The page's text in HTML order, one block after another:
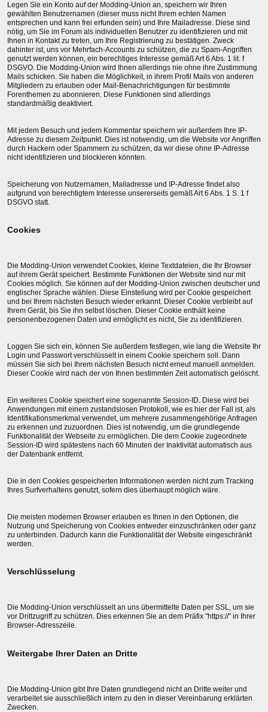
Legen Sie ein Konto auf der Modding-Union an, speichern wir Ihren
gewählten Benutzernamen (dieser muss nicht Ihrem echten Namen
entsprechen und kann frei erfunden sein) und Ihre Mailadresse. Diese sind
nötig, um Sie im Forum als individuellen Benutzer zu identifizieren und mit
Ihnen in Kontakt zu treten, um Ihre Registrierung zu bestätigen. Zweck
dahinter ist, uns vor Mehrfach-Accounts zu schützen, die zu Spam-Angriffen
genutzt werden können, ein berechtiges Interesse gemäß Art 6 Abs. 1 lit. f
DSGVO. Die Modding-Union wird Ihnen allerdings nie ohne ihre Zustimmung
Mails schicken. Sie haben die Möglichkeit, in ihrem Profil Mails von anderen
Mitgliedern zu erlauben oder Mail-Benachrichtigungen für bestimmte
Forenthemen zu abonnieren. Diese Funktionen sind allerdings
standardmäßig deaktiviert.
Mit jedem Besuch und jedem Kommentar speichern wir außerdem Ihre IP-
Adresse zu diesem Zeitpunkt. Dies ist notwendig, um die Website vor Angriffen
durch Hackern oder Spammern zu schützen, da wir diese ohne IP-Adresse
nicht identifizieren und blockieren könnten.
Speicherung von Nutzernamen, Mailadresse und IP-Adresse findet also
aufgrund von berechtigtem Interesse unsererseits gemäß Art 6 Abs. 1 S. 1 f
DSGVO statt.
Cookies
Die Modding-Union verwendet Cookies, kleine Textdateien, die Ihr Browser
auf ihrem Gerät speichert. Bestimmte Funktionen der Website sind nur mit
Cookies möglich. Sie können auf der Modding-Union zwischen deutscher und
englischer Sprache wählen. Diese Einstellung wird per Cookie gespeichert
und bei Ihrem nächsten Besuch wieder erkannt. Dieser Cookie verbleibt auf
Ihrem Gerät, bis Sie ihn selbst löschen. Dieser Cookie enthält keine
personenbezogenen Daten und ermöglicht es nicht, Sie zu identifizieren.
Loggen Sie sich ein, können Sie außerdem festlegen, wie lang die Website Ihr
Login und Passwort verschlüsselt in einem Cookie speichern soll. Dann
müssen Sie sich bei Ihrem nächsten Besuch nicht erneut manuell anmelden.
Dieser Cookie wird nach der von Ihnen bestimmten Zeit automatisch gelöscht.
Ein weiteres Cookie speichert eine sogenannte Session-ID. Diese wird bei
Anwendungen mit einem zustandslosen Protokoll, wie es hier der Fall ist, als
Identifikationsmerkmal verwendet, um mehrere zusammengehörige Anfragen
zu erkennen und zuzuordnen. Dies ist notwendig, um die grundlegende
Funktionalität der Webseite zu ermöglichen. Die dem Cookie zugeordnete
Session-ID wird spätestens nach 60 Minuten der Inaktivität automatisch aus
der Datenbank entfernt.
Die in den Cookies gespeicherten Informationen werden nicht zum Tracking
Ihres Surfverhaltens genutzt, sofern dies überhaupt möglich wäre.
Die meisten modernen Browser erlauben es Ihnen in den Optionen, die
Nutzung und Speicherung von Cookies entweder einzuschränken oder ganz
zu unterbinden. Dadurch kann die Funktionalität der Website eingeschränkt
werden.
Verschlüsselung
Die Modding-Union verschlüsselt an uns übermittelte Daten per SSL, um sie
vor Drittzugriff zu schützen. Dies erkennen Sie an dem Präfix "https://" in Ihrer
Browser-Adresszeile.
Weitergabe Ihrer Daten an Dritte
Die Modding-Union gibt Ihre Daten grundlegend nicht an Dritte weiter und
verarbeitet sie ausschließlich intern zu den in dieser Vereinbarung erklärten
Zwecken.